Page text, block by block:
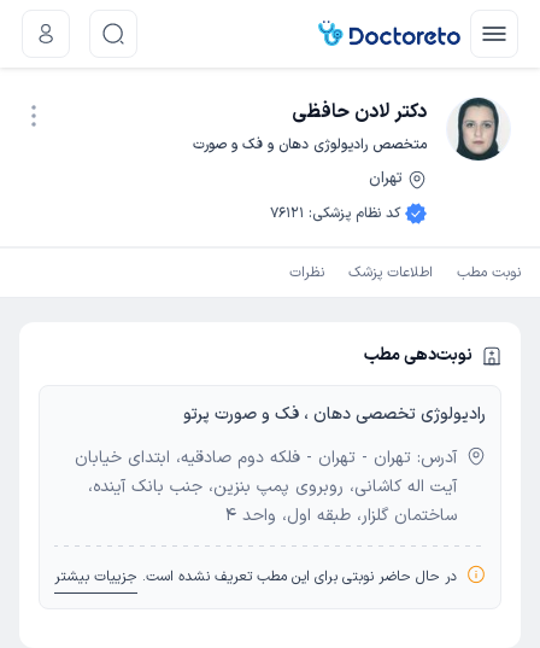
دکتر لادن حافظی
متخصص رادیولوژی دهان و فک و صورت
تهران
کد نظام پزشکی:
76121
نوبت مطب اطلاعات پزشک نظرات
نوبت‌دهی مطب
رادیولوژی تخصصی دهان ، فک و صورت پرتو
آدرس: تهران - تهران - فلکه دوم صادقیه، ابتدای خیابان
آیت اله کاشانی، روبروی پمپ بنزین، جنب بانک آینده،
ساختمان گلزار، طبقه اول، واحد 4
در حال حاضر نوبتی برای این مطب تعریف نشده است. جزییات بیشتر